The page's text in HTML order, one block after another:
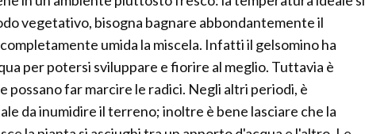
vegetativo, bisogna bagnare abbondantemente il
umida la miscela. Infatti il gelsomino ha
per potersi sviluppare e fiorire al meglio. Tuttavia è
far marcire le radici. Negli altri periodi, è
da inumidire il terreno; inoltre è bene lasciare che la